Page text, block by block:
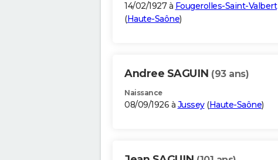
14/02/1927 à Fougerolles-Saint-Valbert
(Haute-Saône)
Andree SAGUIN (93 ans)
Naissance
08/09/1926 à Jussey(Haute-Saône)